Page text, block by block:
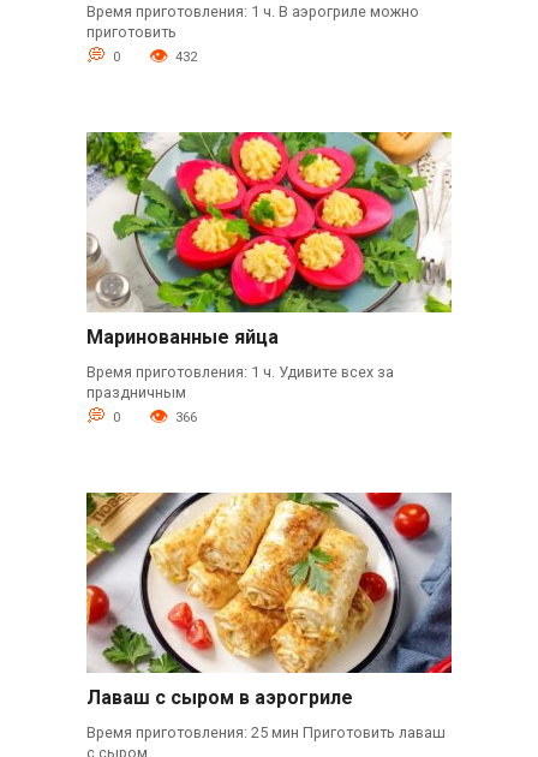
Время приготовления: 1 ч. В аэрогриле можно
приготовить
0 432
Маринованные яйца
Время приготовления: 1 ч. Удивите всех за
праздничным
0 366
Лаваш с сыром в аэрогриле
Время приготовления: 25 мин Приготовить лаваш
с сыром